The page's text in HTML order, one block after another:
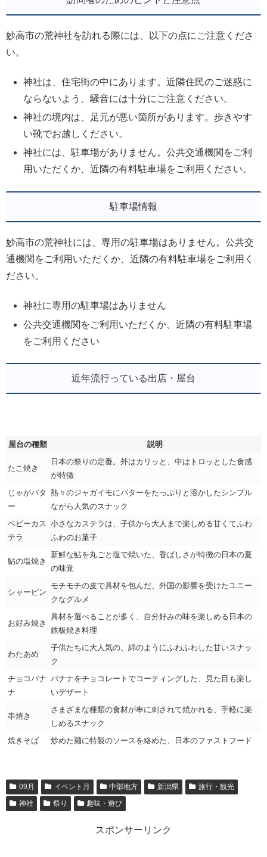
妙高市の荒神社を訪れる際には、以下の点にご注意くださ
い。
神社は、住宅街の中にあります。近隣住民のご迷惑に
ならないよう、騒音には十分にご注意ください。
神社の境内は、足元が悪い箇所があります。歩きやす
い靴でお越しください。
神社には、駐車場がありません。公共交通機関をご利
用いただくか、近隣の有料駐車場をご利用ください。
駐車場情報
妙高市の荒神社には、専用の駐車場はありません。公共交
通機関をご利用いただくか、近隣の有料駐車場をご利用く
ださい。
神社に専用の駐車場はありません
公共交通機関をご利用いただくか、近隣の有料駐車場
をご利用ください
近年流行っている出店・屋台
屋台の種類 説明
たこ焼き
日本の祭りの定番。外はカリッと、中はトロッとした食感
が特徴
じゃがバタ
ー
熱々のジャガイモにバターをたっぷりと溶かしたシンプル
ながら人気のスナック
ベビーカス
テラ
小さなカステラは、子供から大人まで楽しめる甘くてふわ
ふわのお菓子
鮎の塩焼き
新鮮な鮎を丸ごと塩で焼いた、香ばしさが特徴の日本の夏
の味覚
シャーピン
モチモチの皮で具材を包んだ、外国の影響を受けたユニー
クなグルメ
お好み焼き
具材を選べることが多く、自分好みの味を楽しめる日本の
鉄板焼き料理
わたあめ
子供たちに大人気の、綿のようにふわふわした甘いスナッ
ク
チョコバナ
ナ
バナナをチョコレートでコーティングした、見た目も楽し
いデザート
串焼き
さまざまな種類の食材が串に刺されて焼かれる、手軽に楽
しめるスナック
焼きそば
炒めた麺に特製のソースを絡めた、日本のファストフード
09月 イベント月 中部地方 新潟県
旅行・観光
神社
祭り 趣味・遊び
スポンサーリンク